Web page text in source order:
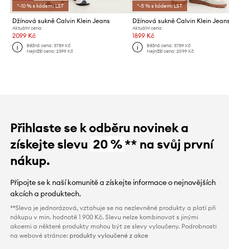
*-10 % s kódem: LST
Džínová sukně Calvin Klein Jeans
Aktuální cena:
2099 Kč
Běžná cena:3789 Kč
Nejnižší cena:2399 Kč
*-5 % s kódem: LST
Džínová sukně Calvin Klein
Aktuální cena:
1899 Kč
Běžná cena: 3789 Kč
Nejnižší cena: 2099 Kč
Přihlaste se k odběru novinek a
získejte slevu 20 %** na svůj první
nákup.
Připojte se k naší komunitě a získejte informace o nejnovějších
akcích a produktech.
**Sleva je jednorázová, vztahuje se na nezlevněné produkty a platí při
nákupu v min. hodnotě 1 900 Kč. Slevu nelze kombinovat s jinými
akcemi a některé produkty mohou být ze slevy vyloučeny. Podrobnosti
na webové stránce: produkty vyloučené z akce